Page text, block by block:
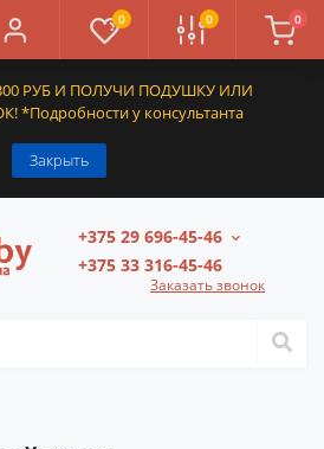
РУБ И ПОЛУЧИ ПОДУШКУ ИЛИ
у консультанта
Закрыть
0 0 0
+375 29 696-45-46
+375 33 316-45-46
Заказать звонок